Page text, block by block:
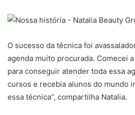
O sucesso da técnica foi
agenda muito procurada. Comecei
para conseguir atender toda essa
cursos e recebia alunos do mundo
essa técnica”, compartilha Natalia.